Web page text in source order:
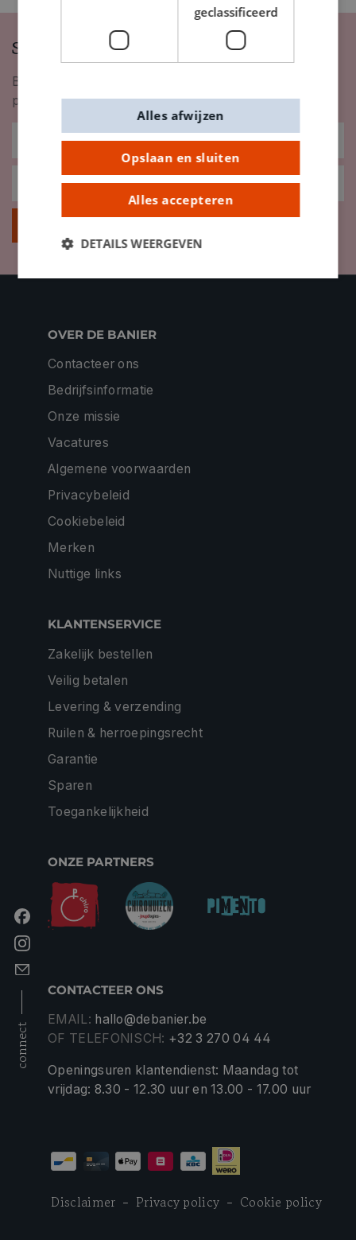
Schrijf je in op onze nieuwsbrief
Blijf op de hoogte van nieuwigheden, inspiratie,
promoties en meer!
connect
OVER DE BANIER
Contacteer ons
Bedrijfsinformatie
Onze missie
Vacatures
Algemene voorwaarden
Privacybeleid
Cookiebeleid
Merken
Nuttige links
KLANTENSERVICE
Zakelijk bestellen
Veilig betalen
Levering & verzending
Ruilen & herroepingsrecht
Garantie
Sparen
Toegankelijkheid
ONZE PARTNERS
CONTACTEER ONS
EMAIL: hallo@debanier.be
OF TELEFONISCH: +32 3 270 04 44
Openingsuren klantendienst: Maandag tot
vrijdag: 8.30 - 12.30 uur en 13.00 - 17.00 uur
Disclaimer Privacy policy Cookie policy
geclassificeerd
Opslaan en sluiten
Alles accepteren
Alles afwijzen
DETAILS WEERGEVEN